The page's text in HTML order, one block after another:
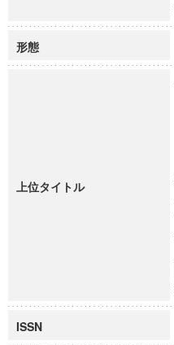
形態
上位タイトル
ISSN